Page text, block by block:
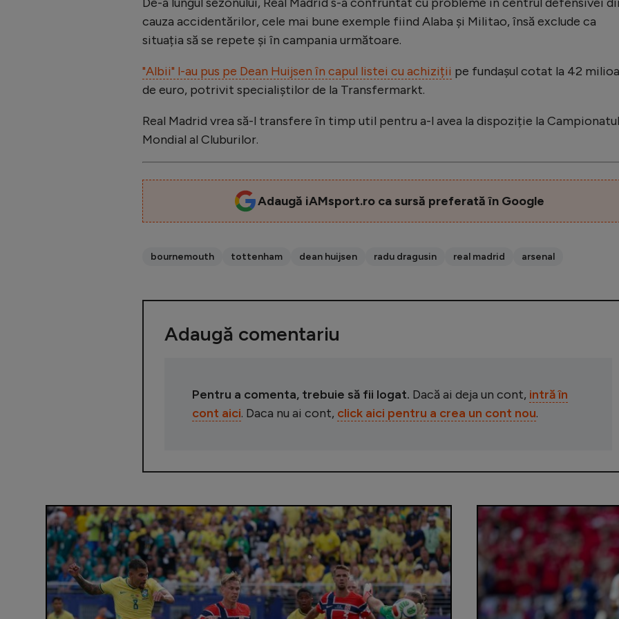
cauza accidentărilor, cele mai bune exemple fiind Alaba și Militao, însă exclude ca
situația să se repete și în campania următoare.
"Albii" l-au pus pe Dean Huijsen în capul listei cu achiziții pe fundașul cotat la 42
de euro, potrivit specialiștilor de la Transfermarkt.
Real Madrid vrea să-l transfere în timp util pentru a-l avea la dispoziție la Campionatul
Mondial al Cluburilor.
Adaugă iAMsport.ro ca sursă preferată în Google
bournemouth tottenham dean huijsen radu dragusin real madrid arsenal
Adaugă comentariu
Pentru a comenta, trebuie să fii logat. Dacă ai deja un cont, intră în
cont aici. Daca nu ai cont, click aici pentru a crea un cont nou.